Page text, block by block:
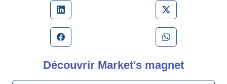
Découvrir Market's magnet